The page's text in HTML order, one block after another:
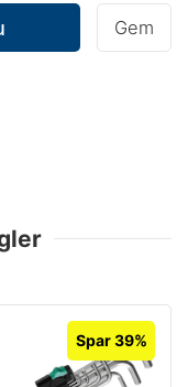
Gem
Spar 39%